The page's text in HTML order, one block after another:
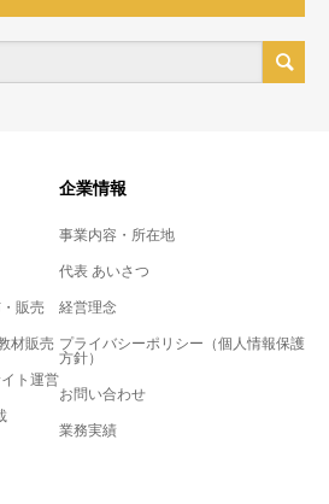
販売
材販売
ト運営
企業情報
事業内容・所在地
代表 あいさつ
経営理念
プライバシーポリシー（個人情報保護
方針）
お問い合わせ
業務実績